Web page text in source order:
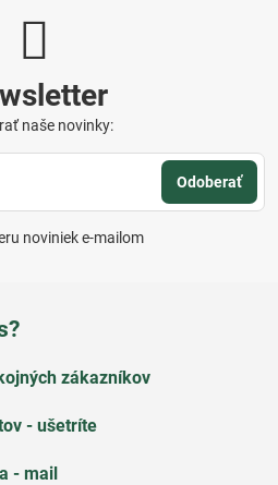
naše novinky:
Odoberať
noviniek e-mailom
zákazníkov
- ušetríte
- mail